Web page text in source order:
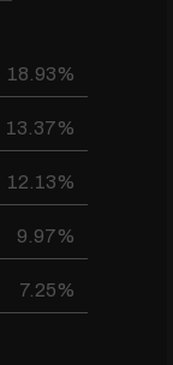
18.93%
13.37%
12.13%
9.97%
7.25%